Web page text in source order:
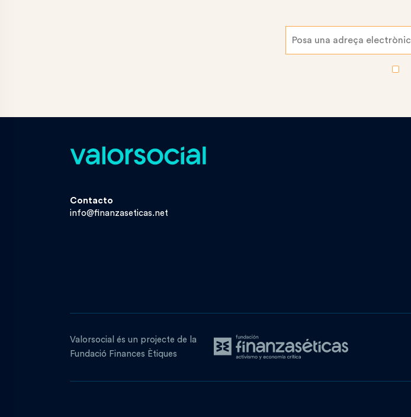
Contacto
info@finanzaseticas.net
Valorsocial és un projecte de la
Fundació Finances Ètiques